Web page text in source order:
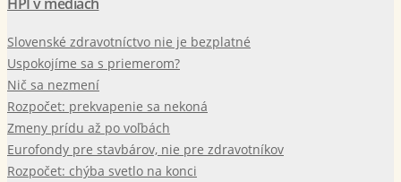
Slovenské zdravotníctvo nie je bezplatné
Uspokojíme sa s priemerom?
Nič sa nezmení
Rozpočet: prekvapenie sa nekoná
Zmeny prídu až po voľbách
Eurofondy pre stavbárov, nie pre zdravotníkov
Rozpočet: chýba svetlo na konci